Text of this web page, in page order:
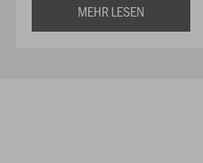
MEHR LESEN